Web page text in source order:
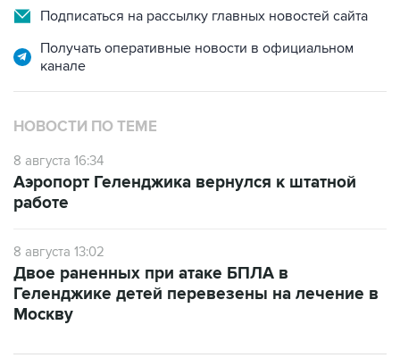
Подписаться на рассылку главных новостей сайта
Получать оперативные новости в официальном
канале
НОВОСТИ ПО ТЕМЕ
8 августа 16:34
Аэропорт Геленджика вернулся к штатной
работе
8 августа 13:02
Двое раненных при атаке БПЛА в
Геленджике детей перевезены на лечение в
Москву